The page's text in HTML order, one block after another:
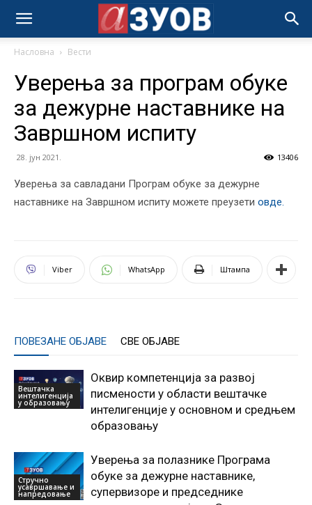
Насловна Вести
Уверења за програм обуке
за дежурне наставнике на
Завршном испиту
28. јун 2021. 13406
Уверења за савладани Програм обуке за дежурне
наставнике на Завршном испиту можете преузети овде.
Viber WhatsApp Штампа
ПОВЕЗАНЕ ОБЈАВЕ СВЕ ОБЈАВЕ
Вештачка
интелигенција
у образовању
Оквир компетенција за развој
писмености у области вештачке
интелигенције у основном и средњем
образовању
Стручно
усавршавање и
напредовање
Уверења за полазнике Програмa
обуке за дежурне наставнике,
супервизоре и председнике